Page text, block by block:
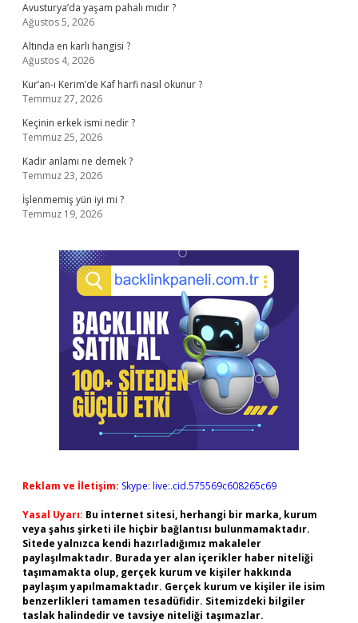
Avusturya’da yaşam pahalı mıdır ?
Ağustos 5, 2026
Altında en karlı hangisi ?
Ağustos 4, 2026
Kur’an-ı Kerim’de Kaf harfi nasıl okunur ?
Temmuz 27, 2026
Keçinin erkek ismi nedir ?
Temmuz 25, 2026
Kadir anlamı ne demek ?
Temmuz 23, 2026
İşlenmemiş yün iyi mi ?
Temmuz 19, 2026
Reklam ve İletişim: Skype: live:.cid.575569c608265c69
Yasal Uyarı: Bu internet sitesi, herhangi bir marka, kurum
veya şahıs şirketi ile hiçbir bağlantısı bulunmamaktadır.
Sitede yalnızca kendi hazırladığımız makaleler
paylaşılmaktadır. Burada yer alan içerikler haber niteliği
taşımamakta olup, gerçek kurum ve kişiler hakkında
paylaşım yapılmamaktadır. Gerçek kurum ve kişiler ile isim
benzerlikleri tamamen tesadüfidir. Sitemizdeki bilgiler
taslak halindedir ve tavsiye niteliği taşımazlar.